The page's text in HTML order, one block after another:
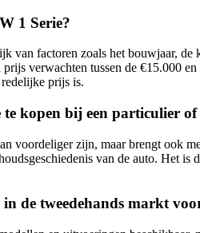
1 Serie?
factoren zoals het bouwjaar,
verwachten tussen de €15.000
prijs is.
kopen bij een particulier of
voordeliger zijn, maar brengt ook
van de auto. Het
de tweedehands markt